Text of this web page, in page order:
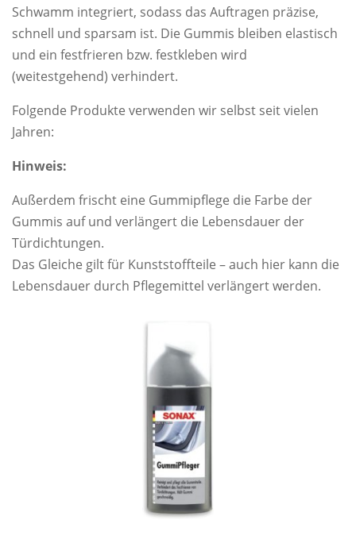
Schwamm integriert, sodass das Auftragen präzise,
schnell und sparsam ist. Die Gummis bleiben elastisch
und ein festfrieren bzw. festkleben wird
(weitestgehend) verhindert.
Folgende Produkte verwenden wir selbst seit vielen
Jahren:
Hinweis:
Außerdem frischt eine Gummipflege die Farbe der
Gummis auf und verlängert die Lebensdauer der
Türdichtungen.
Das Gleiche gilt für Kunststoffteile – auch hier kann die
Lebensdauer durch Pflegemittel verlängert werden.